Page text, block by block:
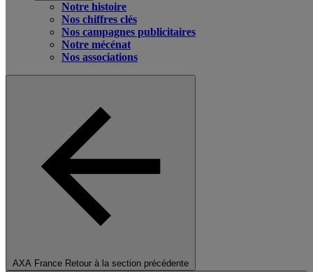
Notre histoire
Nos chiffres clés
Nos campagnes publicitaires
Notre mécénat
Nos associations
AXA France Retour à la section précédente